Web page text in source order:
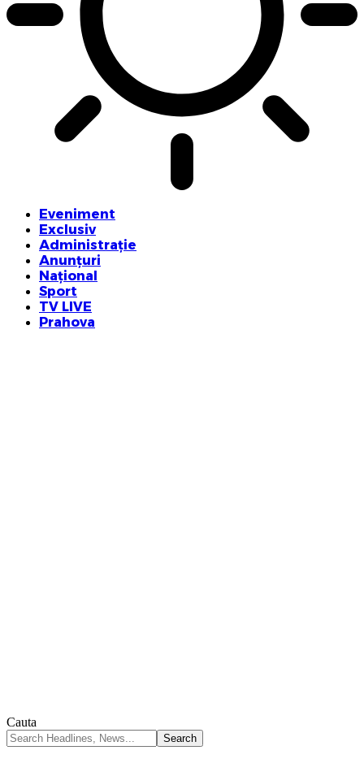
Eveniment
Exclusiv
Administrație
Anunțuri
Național
Sport
TV LIVE
Prahova
Cauta